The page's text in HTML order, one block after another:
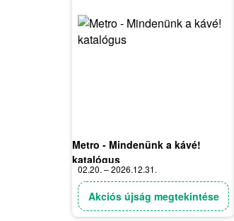
Metro - Mindenünk a kávé!
katalógus
02.20. – 2026.12.31.
Akciós újság megtekintése